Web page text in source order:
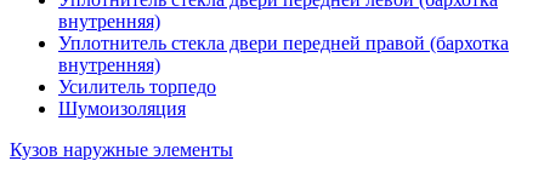
внутренняя)
Уплотнитель стекла двери передней правой (бархотка
внутренняя)
Усилитель торпедо
Шумоизоляция
Кузов наружные элементы